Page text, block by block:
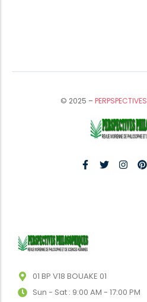
© 2025 –
01 BP V18 BOUAKE 01
Sun - Sat : 9:00 AM - 17:00 PM